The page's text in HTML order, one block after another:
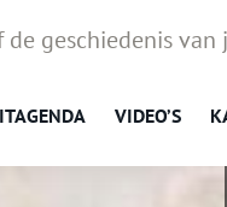
de geschiedenis
VIDEO’S